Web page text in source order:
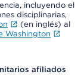
incluyendo el
disciplinarias,
(en inglés) al
Washington
afiliados